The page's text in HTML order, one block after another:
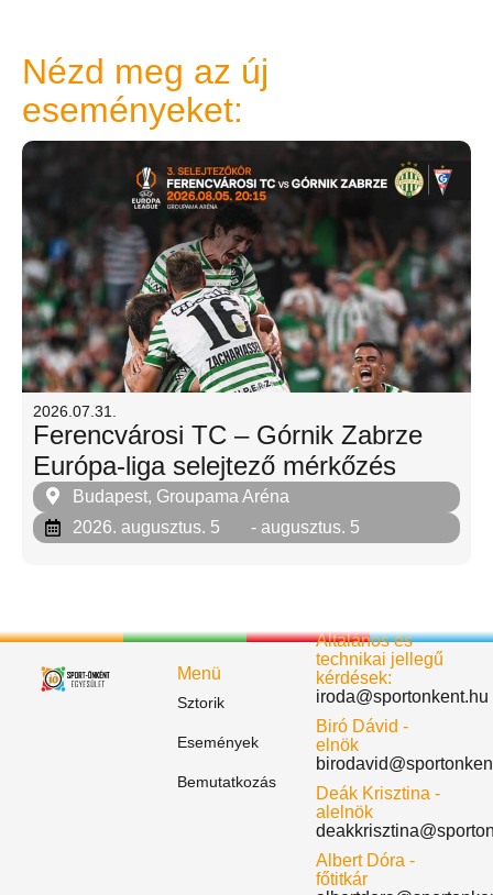
Nézd meg az új
eseményeket:
2026.07.31.
Ferencvárosi TC – Górnik Zabrze
Európa-liga selejtező mérkőzés
Budapest, Groupama Aréna
2026. augusztus. 5
- augusztus. 5
Menü
Sztorik
Események
Bemutatkozás
Általános és
technikai jellegű
kérdések:
iroda@sportonkent.hu
Biró Dávid -
elnök
Deák Krisztina -
alelnök
Albert Dóra -
főtitkár